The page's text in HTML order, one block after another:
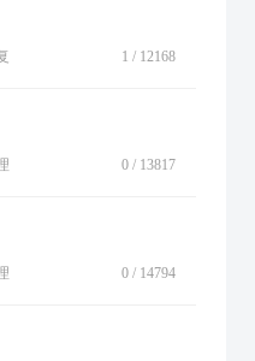
1 / 12168
0 / 13817
0 / 14794